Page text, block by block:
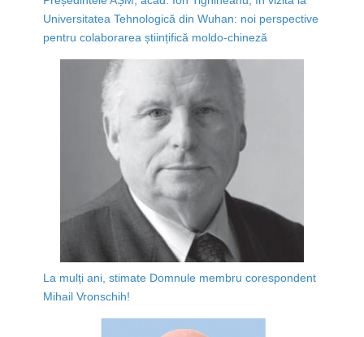
Universitatea Tehnologică din Wuhan: noi perspective
pentru colaborarea științifică moldo-chineză
La mulți ani, stimate Domnule membru corespondent
Mihail Vronschih!